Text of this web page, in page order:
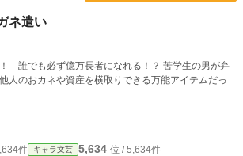
ネ遣い
必ず億万長者になれる！？ 苦学生の男が弁
人のおカネや資産を横取りできる万能アイテムだっ
件 キャラ文芸 5,634 位 / 5,634件